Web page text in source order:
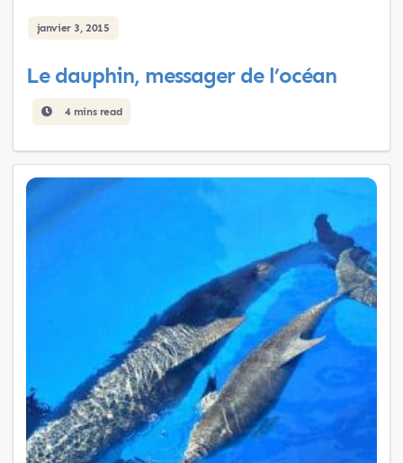
janvier 3, 2015
Le dauphin, messager de l’océan
4 mins read